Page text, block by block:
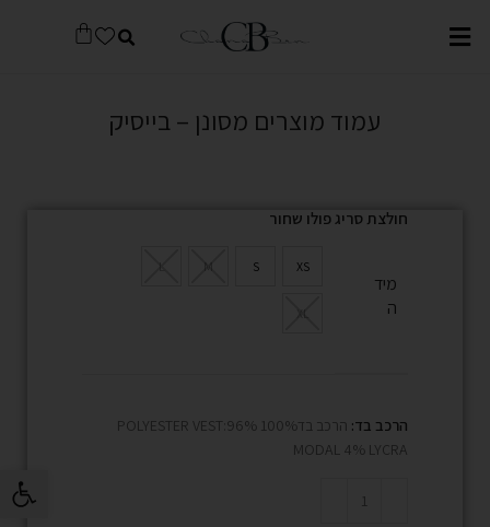
פתח
עמוד מוצרים מסונן – בייסיק
חולצת סריג פולו שחור
מיד
ה
XS
S
הרכב בד:
הרכב בד100% POLYESTER VEST:96%
MODAL 4% LYCRA